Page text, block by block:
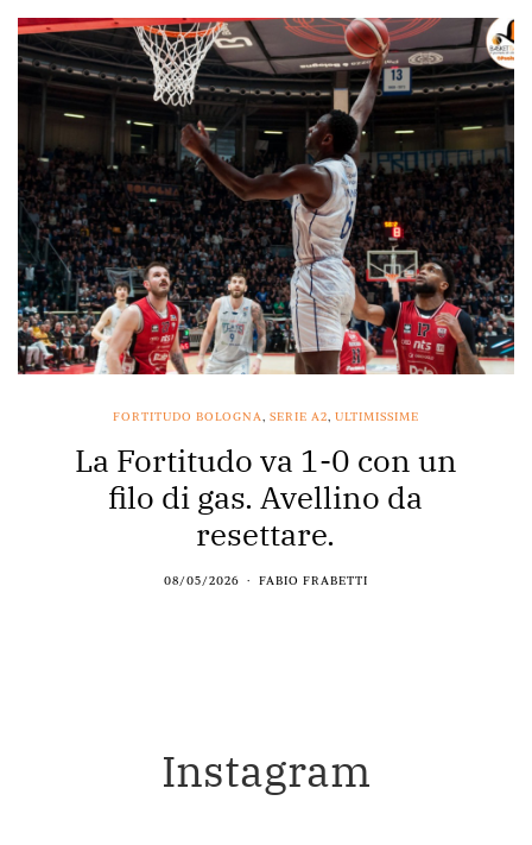
FORTITUDO BOLOGNA, SERIE A2, ULTIMISSIME
La Fortitudo va 1-0 con un
filo di gas. Avellino da
resettare.
08/05/2026 FABIO FRABETTI
Instagram